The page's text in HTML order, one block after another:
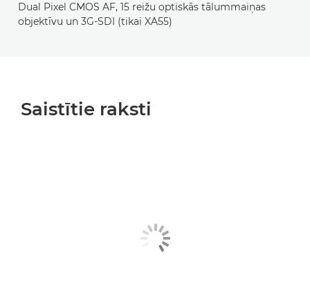
Dual Pixel CMOS AF, 15 reižu optiskās tālummaiņas
objektīvu un 3G-SDI (tikai XA55)
Saistītie raksti